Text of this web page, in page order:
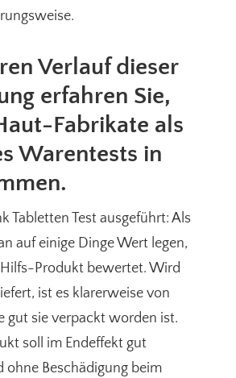
Verlauf dieser
erfahren Sie,
Fabrikate als
Warentests in
Tabletten Test ausgeführt: Als
auf einige Dinge Wert legen,
Produkt bewertet. Wird
ist es klarerweise von
gut sie verpackt worden ist.
soll im Endeffekt gut
ohne Beschädigung beim